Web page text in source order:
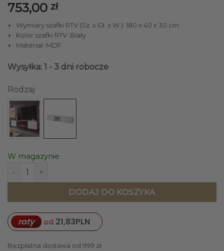
753,00 zł
Wymiary szafki RTV (Sz. x Gł. x W.): 180 x 40 x 30 cm
Kolor szafki RTV: Biały
Materiał: MDF
Wysyłka: 1 - 3 dni robocze
Rodzaj
W magazynie
ilość SZAFKA RTV wisząca, biała, wykończenie na wysoki
DODAJ DO KOSZYKA
raty od 21,83PLN
Bezpłatna dostawa od 999 zł